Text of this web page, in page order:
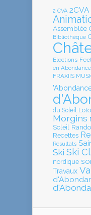
2 CVA 2CVA
Assemblée
Bibliothèque
Elections
en Abondance
FRAXIIS
du Soleil Loto
Morgins
Soleil
Recettes
Résultats
Ski Ski
nordique
Travaux